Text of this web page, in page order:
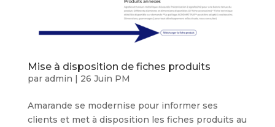
Mise à disposition de fiches produits
par admin | 26 Juin PM
Amarande se modernise pour informer ses
clients et met à disposition les fiches produits au